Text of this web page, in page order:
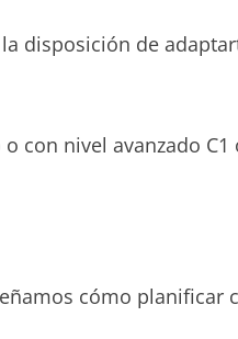
disposición de
con nivel avanzado C1
cómo planificar